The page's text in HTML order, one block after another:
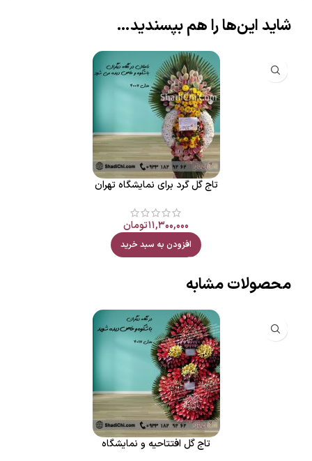
شاید این‌ها را هم بپسندید…
تاج گل گرد برای نمایشگاه تهران
۱۱,۳۰۰,۰۰۰تومان
افزودن به سبد خرید
محصولات مشابه
تاج گل افتتاحیه و نمایشگاه